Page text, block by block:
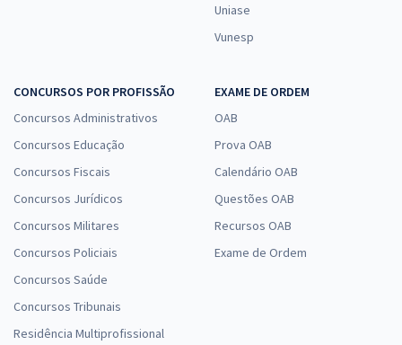
Uniase
Vunesp
CONCURSOS POR PROFISSÃO
Concursos Administrativos
Concursos Educação
Concursos Fiscais
Concursos Jurídicos
Concursos Militares
Concursos Policiais
Concursos Saúde
Concursos Tribunais
Residência Multiprofissional
EXAME DE ORDEM
OAB
Prova OAB
Calendário OAB
Questões OAB
Recursos OAB
Exame de Ordem